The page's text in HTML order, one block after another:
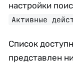
настройки
Активные
Список
представлен